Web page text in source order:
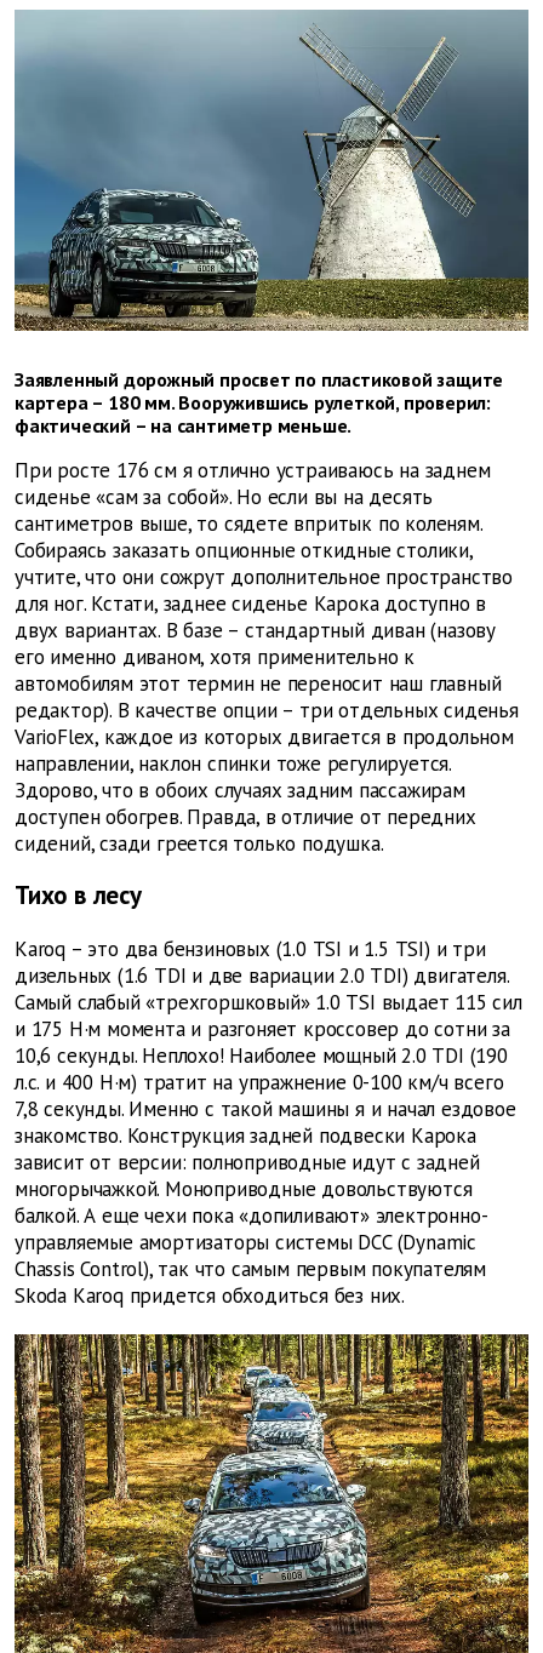
Заявленный дорожный просвет по пластиковой защите
картера – 180 мм. Вооружившись рулеткой, проверил:
фактический – на сантиметр меньше.
При росте 176 см я отлично устраиваюсь на заднем
сиденье «сам за собой». Но если вы на десять
сантиметров выше, то сядете впритык по коленям.
Собираясь заказать опционные откидные столики,
учтите, что они сожрут дополнительное пространство
для ног. Кстати, заднее сиденье Карока доступно в
двух вариантах. В базе – стандартный диван (назову
его именно диваном, хотя применительно к
автомобилям этот термин не переносит наш главный
редактор). В качестве опции – три отдельных сиденья
VarioFlex, каждое из которых двигается в продольном
направлении, наклон спинки тоже регулируется.
Здорово, что в обоих случаях задним пассажирам
доступен обогрев. Правда, в отличие от передних
сидений, сзади греется только подушка.
Тихо в лесу
Karoq – это два бензиновых (1.0 TSI и 1.5 TSI) и три
дизельных (1.6 TDI и две вариации 2.0 TDI) двигателя.
Самый слабый «трехгоршковый» 1.0 TSI выдает 115 сил
и 175 Н·м момента и разгоняет кроссовер до сотни за
10,6 секунды. Неплохо! Наиболее мощный 2.0 TDI (190
л.с. и 400 Н·м) тратит на упражнение 0-100 км/ч всего
7,8 секунды. Именно с такой машины я и начал ездовое
знакомство. Конструкция задней подвески Карока
зависит от версии: полноприводные идут с задней
многорычажкой. Моноприводные довольствуются
балкой. А еще чехи пока «допиливают» электронно-
управляемые амортизаторы системы DCC (Dynamic
Chassis Control), так что самым первым покупателям
Skoda Karoq придется обходиться без них.